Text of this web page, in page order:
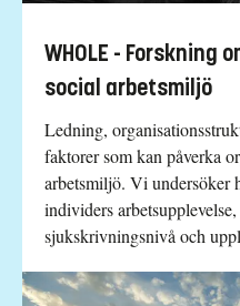
WHOLE - Forskning
social arbetsmiljö
Ledning,
faktorer som kan påverka
arbetsmiljö. Vi undersöker
individers
sjukskrivningsnivå och